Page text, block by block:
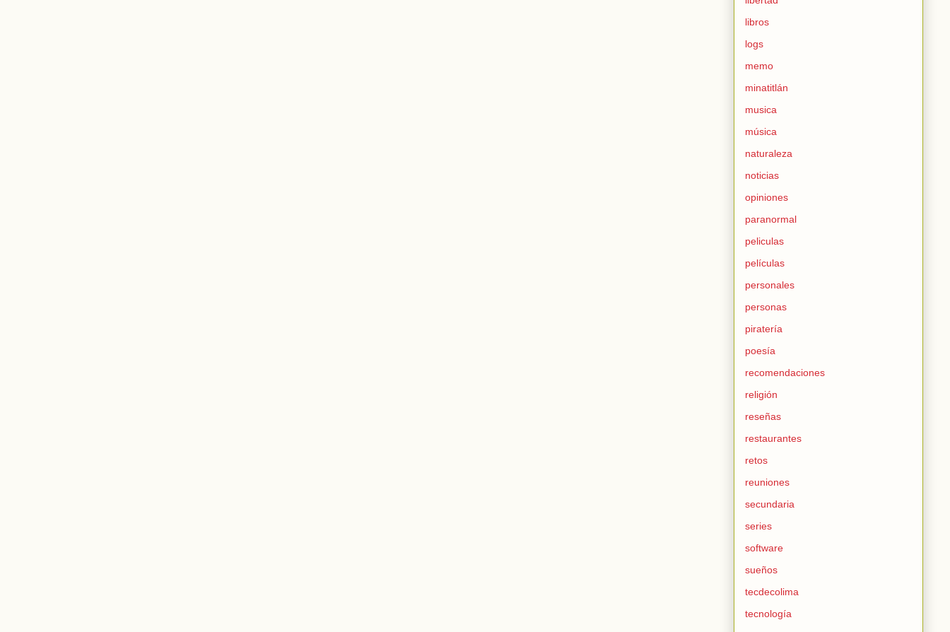
libros
logs
memo
minatitlán
musica
música
naturaleza
noticias
opiniones
paranormal
peliculas
películas
personales
personas
piratería
poesía
recomendaciones
religión
reseñas
restaurantes
retos
reuniones
secundaria
series
software
sueños
tecdecolima
tecnología